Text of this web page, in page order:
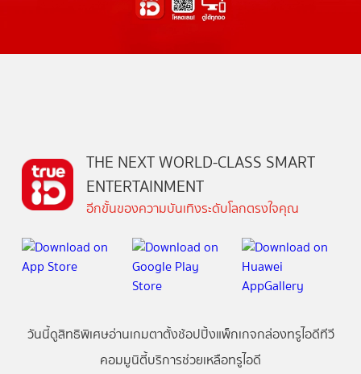
THE NEXT WORLD-CLASS SMART
ENTERTAINMENT
อีกขั้นของความบันเทิงระดับโลกตรงใจคุณ
วันนี้ดูสิทธิพิเศษอ่านเกมตาตั้งช้อปปิ้งแพ็กเกจกล่องทรูไอดีทีวี
คอมมูนิตี้บริการช่วยเหลือทรูไอดี